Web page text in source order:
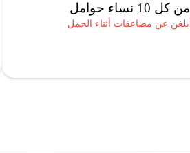
من كل 10 نساء حوامل
أبلغن عن مضاعفات أثناء الحمل